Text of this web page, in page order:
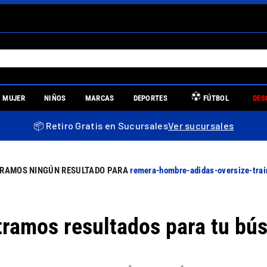
MUJER NIÑOS MARCAS DEPORTES FÚTBOL
📦 Retiro Gratis en SucursalesVer sucursales
remera-hombre-adidas-oversize-
resultados para tu
MÁS BUSCADOS